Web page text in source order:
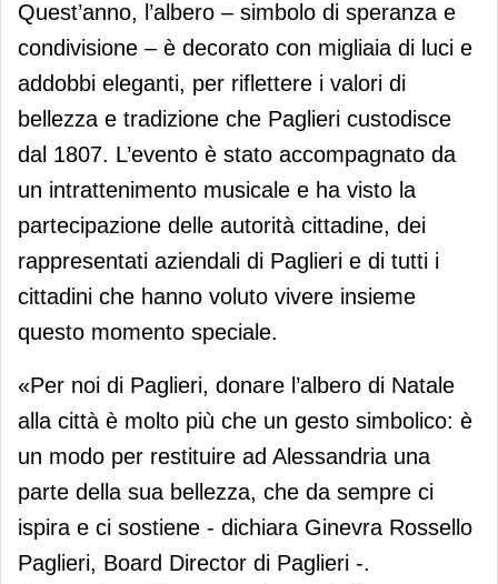
Quest’anno, l’albero – simbolo di speranza e
condivisione – è decorato con migliaia di luci e
addobbi eleganti, per riflettere i valori di
bellezza e tradizione che Paglieri custodisce
dal 1807. L’evento è stato accompagnato da
un intrattenimento musicale e ha visto la
partecipazione delle autorità cittadine, dei
rappresentati aziendali di Paglieri e di tutti i
cittadini che hanno voluto vivere insieme
questo momento speciale.
«Per noi di Paglieri, donare l’albero di Natale
alla città è molto più che un gesto simbolico: è
un modo per restituire ad Alessandria una
parte della sua bellezza, che da sempre ci
ispira e ci sostiene - dichiara Ginevra Rossello
Paglieri, Board Director di Paglieri -.